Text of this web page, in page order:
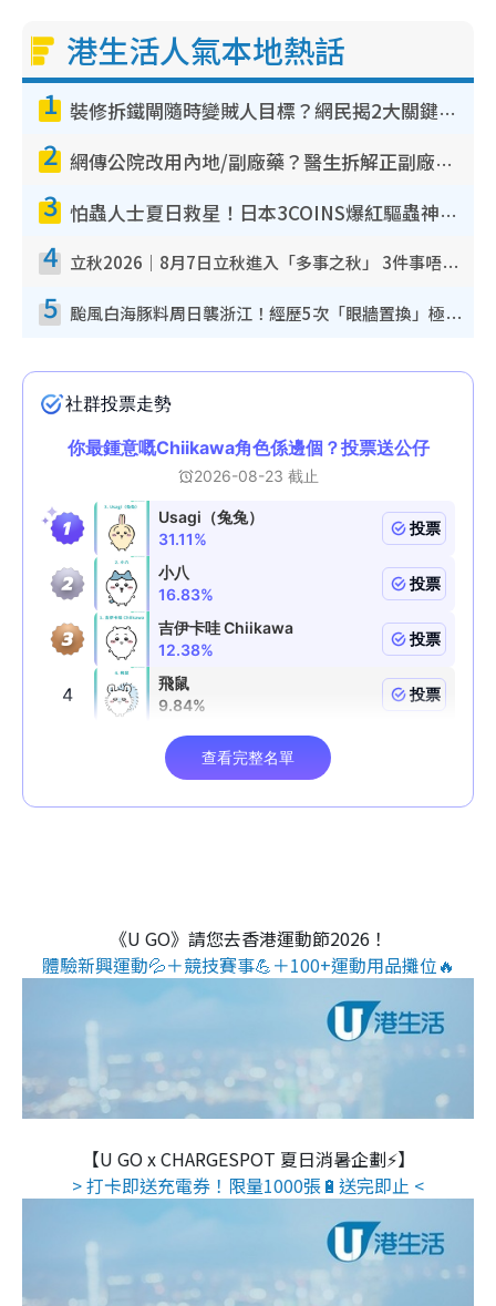
港生活人氣本地熱話
1 裝修拆鐵閘隨時變賊人目標？網民揭2大關鍵用途：裝新式等於白裝？附新舊鐵閘分別
2 網傳公院改用內地/副廠藥？醫生拆解正副廠分別 揭4類人換藥隨時出事
3 怕蟲人士夏日救星！日本3COINS爆紅驅蟲神器$45起 1招「全程免觸碰」輕鬆搞定小強
4 立秋2026｜8月7日立秋進入「多事之秋」 3件事唔做得！專家教6招開運 清枱頭／銀包納氣接好運
5 颱風白海豚料周日襲浙江！經歷5次「眼牆置換」極罕見 成登陸內地最長途颱風
《U GO》請您去香港運動節2026！
體驗新興運動💦＋競技賽事💪＋100+運動用品攤位🔥
【U GO x CHARGESPOT 夏日消暑企劃⚡】
> 打卡即送充電券！限量1000張🔋送完即止 <